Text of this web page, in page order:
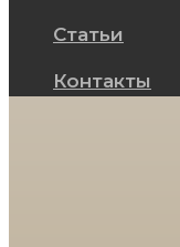
Статьи
Контакты